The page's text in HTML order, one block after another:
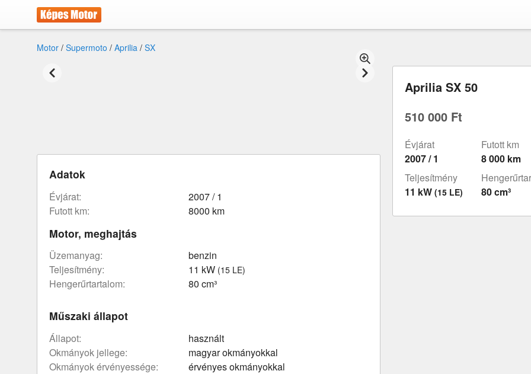
Motor / Supermoto / Aprilia / SX
Aprilia SX 50
510 000 Ft
Évjárat
2007 / 1
Futott km
8 000 km
Teljesítmény
11 kW (15 LE)
80 cm³
Adatok
évjárat:
2007 / 1
futott km:
8000 km
Motor, meghajtás
üzemanyag:
benzin
teljesítmény:
11 kW (15 LE)
hengerűrtartalom: 80 cm³
Műszaki állapot
állapot:
használt
okmányok jellege:
magyar okmányokkal
okmányok érvényessége:
érvényes okmányokkal